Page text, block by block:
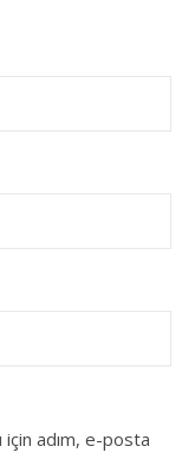
için adım, e-posta